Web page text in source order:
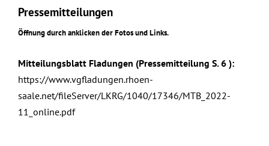
Pressemitteilungen
Öffnung durch anklicken der Fotos und Links.
Mitteilungsblatt Fladungen (Pressemitteilung S. 6 ):
https://www.vgfladungen.rhoen-
saale.net/fileServer/LKRG/1040/17346/MTB_2022-
11_online.pdf